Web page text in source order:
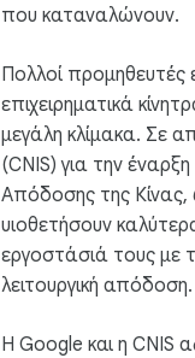
που καταναλώνουν.
Πολλοί προμηθευτές
επιχειρηματικά
μεγάλη κλίμακα. Σε
(CNIS) για την
Απόδοσης της Κίνας,
υιοθετήσουν
εργοστάσιά τους με
λειτουργική απόδοση.
Η Google και η CNIS